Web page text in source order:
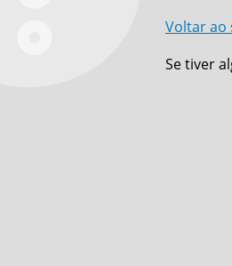
Voltar ao
Se tiver